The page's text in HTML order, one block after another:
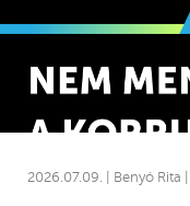
2026.07.09. | Benyó Rita |